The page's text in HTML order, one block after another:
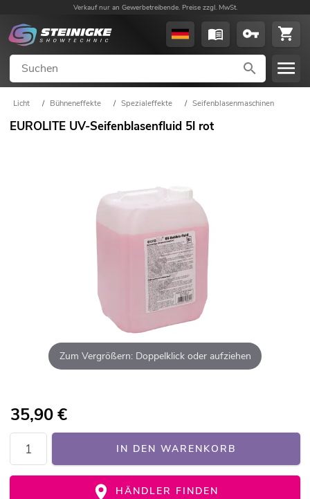
Verkauf nur an Gewerbetreibende. Preise zzgl. MwSt.
Licht / Bühneneffekte / Spezialeffekte / Seifenblasenmaschinen
EUROLITE UV-Seifenblasenfluid 5l rot
Zum Vergrößern: Doppelklick oder aufziehen
35,90€
IN DEN WARENKORB
HÄNDLER FINDEN